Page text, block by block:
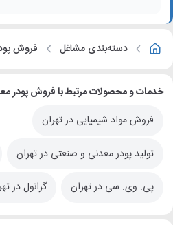
دسته‌بندی مشاغل فروش
خدمات و محصولات مرتبط با فروش پودر
فروش مواد شیمیایی در تهران
تولید پودر معدنی و صنعتی در تهران
پی. وی. سی در تهران گرانول در